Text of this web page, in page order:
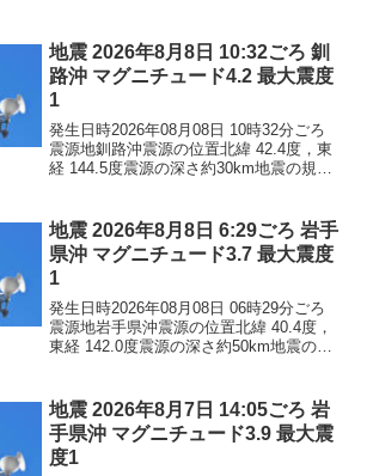
りません。震度1岩手県宮古市...
地震 2026年8月8日 10:32ごろ 釧
路沖 マグニチュード4.2 最大震度
1
発生日時2026年08月08日 10時32分ごろ
震源地釧路沖震源の位置北緯 42.4度，東
経 144.5度震源の深さ約30km地震の規模
震度1北海道釧路市釧路町厚...
地震 2026年8月8日 6:29ごろ 岩手
県沖 マグニチュード3.7 最大震度
1
発生日時2026年08月08日 06時29分ごろ
震源地岩手県沖震源の位置北緯 40.4度，
東経 142.0度震源の深さ約50km地震の規
ん。震度1青森県八戸市三戸町...
地震 2026年8月7日 14:05ごろ 岩
手県沖 マグニチュード3.9 最大震
度1